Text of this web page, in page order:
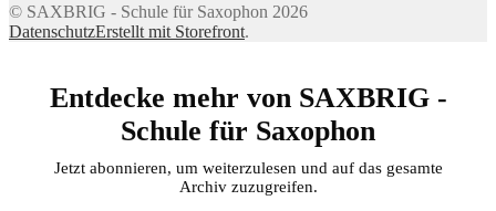
© SAXBRIG - Schule für Saxophon 2026
DatenschutzErstellt mit Storefront.
Entdecke mehr von SAXBRIG -
Schule für Saxophon
Jetzt abonnieren, um weiterzulesen und auf das gesamte
Archiv zuzugreifen.